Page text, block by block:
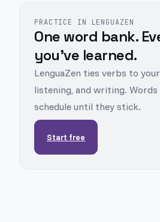
PRACTICE IN LENGUAZEN
One word bank.
you've learned.
LenguaZen ties verbs to
listening, and writing. Words
schedule until they stick.
Start free